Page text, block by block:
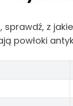
sprawdź, z
powłoki